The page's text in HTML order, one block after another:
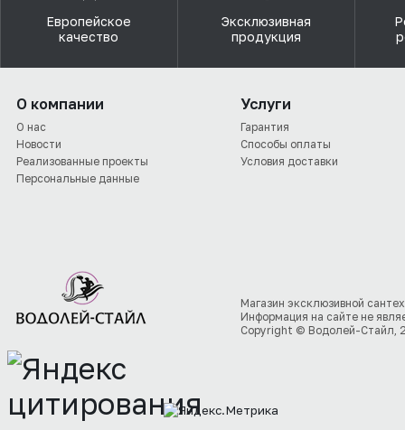
Европейское
качество
Эксклюзивная
продукция
О компании
О нас
Новости
Реализованные проекты
Персональные данные
Услуги
Гарантия
Способы оплаты
Условия доставки
Магазин эксклюзивной
Информация на сайте не
Copyright © Водолей-Стайл,